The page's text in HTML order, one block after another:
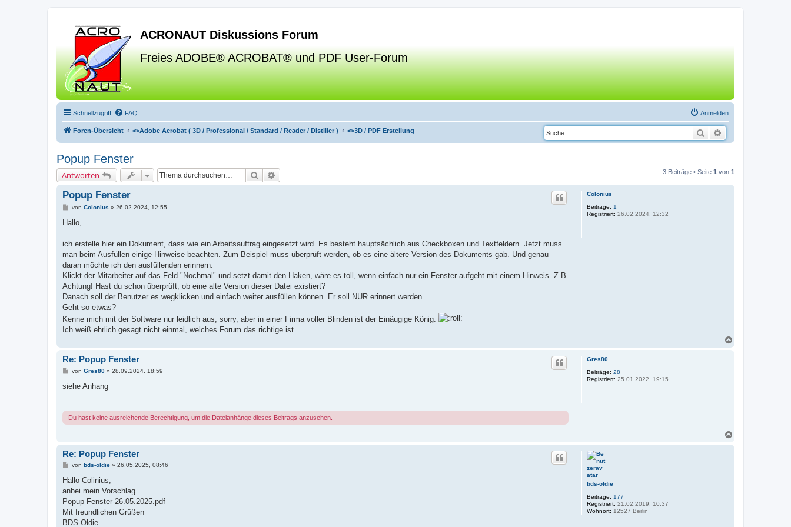
ACRONAUT Diskussions Forum
Freies ADOBE® ACROBAT® und PDF User-Forum
Schnellzugriff FAQ Anmelden
Foren-Übersicht <>Adobe Acrobat ( 3D / Professional / Standard / Reader / Distiller ) <>3D / PDF Erstellung Suche
Popup Fenster
Antworten Suche 3 Beiträge • Seite 1 von 1
Colonius
Beiträge: 1
Registriert: 26.02.2024, 12:32
Popup Fenster
B
i
a
von Colonius » 26.02.2024, 12:55
Hallo,
ich erstelle hier ein Dokument, dass wie ein Arbeitsauftrag eingesetzt wird. Es besteht hauptsächlich aus Checkboxen und Textfeldern. Jetzt muss
man beim Ausfüllen einige Hinweise beachten. Zum Beispiel muss überprüft werden, ob es eine ältere Version des Dokuments gab. Und genau
daran möchte ich den ausfüllenden erinnern.
Klickt der Mitarbeiter auf das Feld "Nochmal" und setzt damit den Haken, wäre es toll, wenn einfach nur ein Fenster aufgeht mit einem Hinweis. Z.B.
Achtung! Hast du schon überprüft, ob eine alte Version dieser Datei existiert?
Danach soll der Benutzer es wegklicken und einfach weiter ausfüllen können. Er soll NUR erinnert werden.
Geht so etwas?
Kenne mich mit der Software nur leidlich aus, sorry, aber in einer Firma voller Blinden ist der Einäugige König.
Ich weiß ehrlich gesagt nicht einmal, welches Forum das richtige ist.
Gres80
Beiträge: 28
Registriert: 25.01.2022, 19:15
Re: Popup Fenster
B
i
g
von Gres80» 28.09.2024, 18:59
siehe Anhang
Du hast keine ausreichende Berechtigung, um die Dateianhänge dieses Beitrags anzusehen.
bds-oldie
Beiträge: 177
Registriert: 21.02.2019, 10:37
Wohnort: 12527 Berlin
Re: Popup Fenster
B
i
r
a
g
von bds-oldie» 26.05.2025, 08:46
Hallo Colinius,
anbei mein Vorschlag.
Popup Fenster-26.05.2025.pdf
Mit freundlichen Grüßen
BDS-Oldie